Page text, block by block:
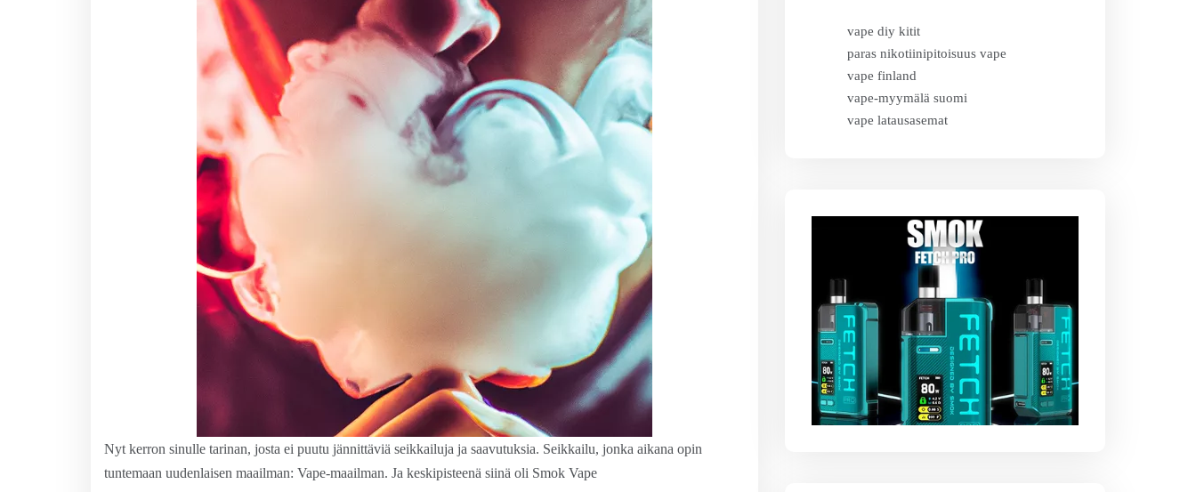
Nyt kerron sinulle tarinan, josta ei puutu jännittäviä seikkailuja ja saavutuksia. Seikkailu, jonka aikana opin
tuntemaan uudenlaisen maailman: Vape-maailman. Ja keskipisteenä siinä oli Smok Vape
vape diy kitit
paras nikotiinipitoisuus vape
vape finland
vape-myymälä suomi
vape latausasemat